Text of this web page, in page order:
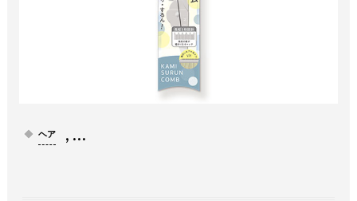
ヘア , …